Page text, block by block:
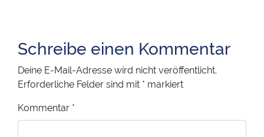
Schreibe einen Kommentar
Deine E-Mail-Adresse wird nicht veröffentlicht.
Erforderliche Felder sind mit * markiert
Kommentar *